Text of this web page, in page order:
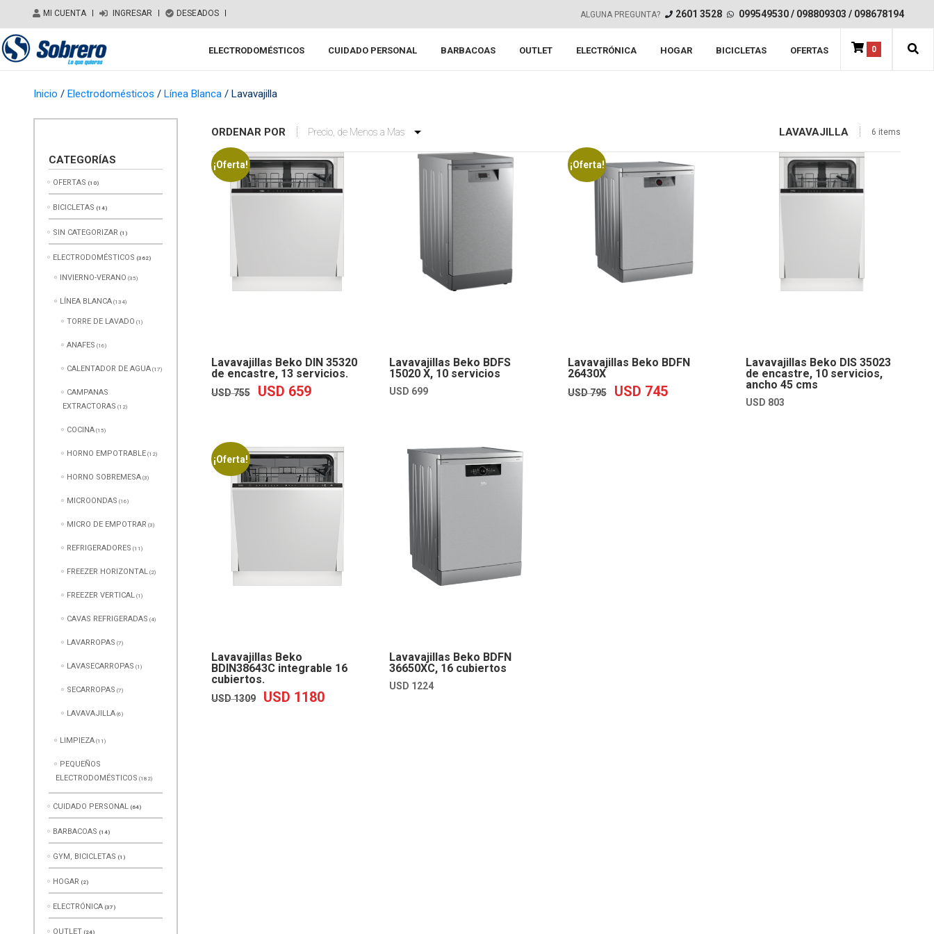
MI CUENTA | INGRESAR | DESEADOS | ALGUNA PREGUNTA? 2601 3528 099549530/ 098809303 / 098678194
Salir del contenido
Main Navigation 0
ELECTRODOMÉSTICOS CUIDADO PERSONAL BARBACOAS OUTLET ELECTRÓNICA HOGAR BICICLETAS OFERTAS
Inicio / Electrodomésticos / Línea Blanca / Lavavajilla
CATEGORÍAS
OFERTAS (10)
BICICLETAS (14)
SIN CATEGORIZAR (1)
ELECTRODOMÉSTICOS (362)
INVIERNO-VERANO (35)
LÍNEA BLANCA (134)
TORRE DE LAVADO (1)
ANAFES (16)
CALENTADOR DE AGUA (17)
CAMPANAS
EXTRACTORAS (12)
COCINA (15)
HORNO EMPOTRABLE (12)
HORNO SOBREMESA (3)
MICROONDAS (16)
MICRO DE EMPOTRAR (3)
REFRIGERADORES (11)
FREEZER HORIZONTAL (2)
FREEZER VERTICAL (1)
CAVAS REFRIGERADAS (4)
LAVARROPAS (7)
LAVASECARROPAS (1)
SECARROPAS (7)
LAVAVAJILLA (6)
LIMPIEZA (11)
PEQUEÑOS
ELECTRODOMÉSTICOS (182)
CUIDADO PERSONAL (64)
BARBACOAS (14)
GYM, BICICLETAS (1)
HOGAR (2)
ELECTRÓNICA (37)
OUTLET (24)
ORDENAR POR LAVAVAJILLA 6 items
¡Oferta!
Lavavajillas Beko DIN 35320
de encastre, 13 servicios.
USD755
755.
USD 659EL
659.
Lavavajillas Beko BDFS
15020 X, 10 servicios
USD 699
¡Oferta!
Lavavajillas Beko BDFN
26430X
USD795 USD 745EL
Lavavajillas Beko DIS 35023
de encastre, 10 servicios,
ancho 45 cms
USD 803
¡Oferta!
Lavavajillas Beko
BDIN38643C integrable 16
cubiertos.
USD1309 USD 1180EL
Lavavajillas Beko BDFN
36650XC, 16 cubiertos
USD 1224